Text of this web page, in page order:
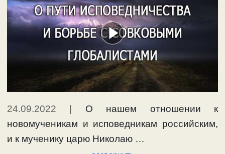
24.09.2022 | О нашем отношении к
новомученикам и исповедникам российским,
и к мученику царю Николаю …